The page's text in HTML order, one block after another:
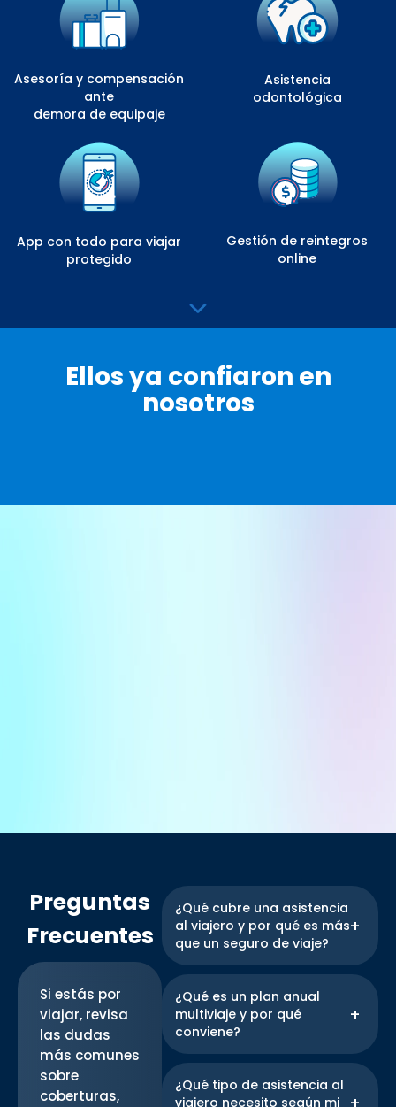
Asesoría y compensación
ante
demora de equipaje
Asistencia
odontológica
App con todo para viajar
protegido
Gestión de reintegros
online
Ellos ya confiaron en
nosotros
Preguntas
Frecuentes
Si estás por
viajar, revisa
las dudas
más comunes
sobre
coberturas,
¿Qué cubre una asistencia
al viajero y por qué es más
que un seguro de viaje?
Una asistencia al viajero
ofrece atención médica
inmediata, sin necesidad de
pagar ni hacer reembolsos.
hospitalizaciones,
medicamentos, traslado
sanitario y más. También
¿Qué es un plan anual
multiviaje y por qué
conviene?
Es una solución ideal para
quienes viajan varias veces al
año. Con una sola
¿Qué tipo de asistencia al
viajero necesito según mi